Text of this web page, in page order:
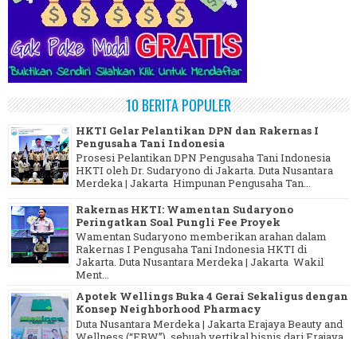
10 BERITA POPULER
HKTI Gelar Pelantikan DPN dan Rakernas I
Pengusaha Tani Indonesia
Prosesi Pelantikan DPN Pengusaha Tani Indonesia
HKTI oleh Dr. Sudaryono di Jakarta. Duta Nusantara
Merdeka | Jakarta Himpunan Pengusaha Tan...
Rakernas HKTI: Wamentan Sudaryono
Peringatkan Soal Pungli Fee Proyek
Wamentan Sudaryono memberikan arahan dalam
Rakernas I Pengusaha Tani Indonesia HKTI di
Jakarta. Duta Nusantara Merdeka | Jakarta Wakil
Ment...
Apotek Wellings Buka 4 Gerai Sekaligus dengan
Konsep Neighborhood Pharmacy
Duta Nusantara Merdeka | Jakarta Erajaya Beauty and